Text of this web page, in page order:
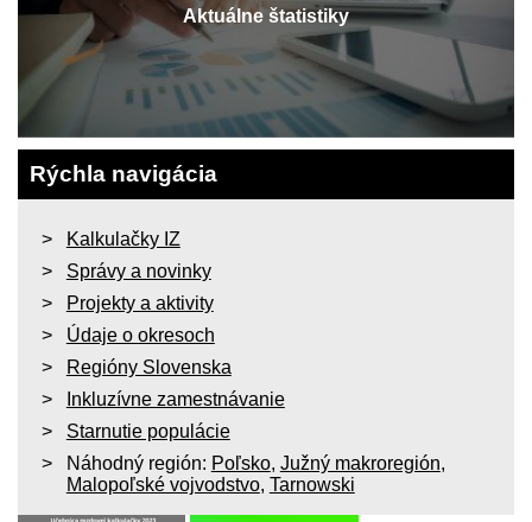
Aktuálne štatistiky
Rýchla navigácia
Kalkulačky IZ
Správy a novinky
Projekty a aktivity
Údaje o okresoch
Regióny Slovenska
Inkluzívne zamestnávanie
Starnutie populácie
Náhodný región: Poľsko, Južný makroregión,
Malopoľské vojvodstvo, Tarnowski